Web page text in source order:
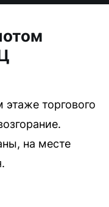
этаже торгового
на месте